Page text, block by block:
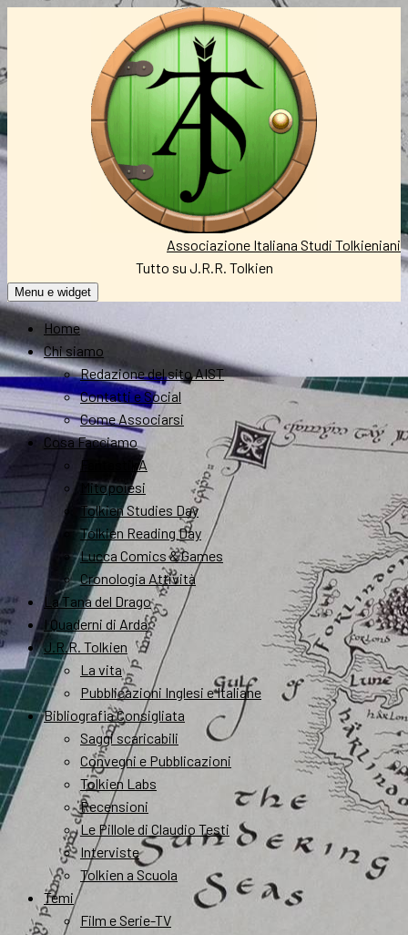
Associazione Italiana Studi Tolkieniani
Tutto su J.R.R. Tolkien
Menu e widget
Home
Chi siamo
Redazione del sito AIST
Contatti e Social
Come Associarsi
Cosa Facciamo
FantastikA
Mitopoiesi
Tolkien Studies Day
Tolkien Reading Day
Lucca Comics & Games
Cronologia Attività
La Tana del Drago
I Quaderni di Arda
J.R.R. Tolkien
La vita
Pubblicazioni Inglesi e Italiane
Bibliografia Consigliata
Saggi scaricabili
Convegni e Pubblicazioni
Tolkien Labs
Recensioni
Le Pillole di Claudio Testi
Interviste
Tolkien a Scuola
Temi
Film e Serie-TV